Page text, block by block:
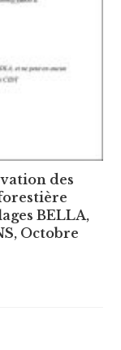
des
BELLA,
Octobre